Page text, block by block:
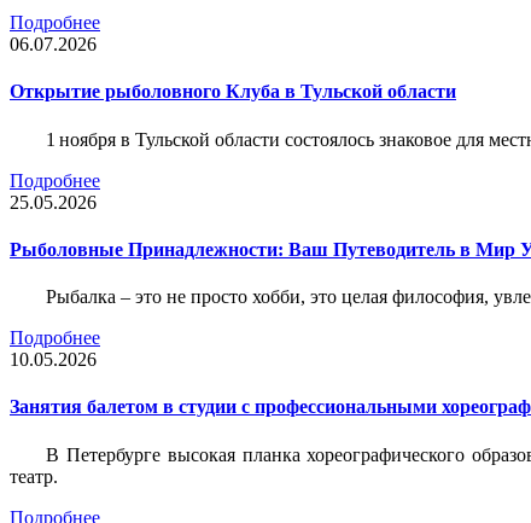
Подробнее
06.07.2026
Открытие рыболовного Клуба в Тульской области
1 ноября в Тульской области состоялось знаковое для
Подробнее
25.05.2026
Рыболовные Принадлежности: Ваш Путеводитель в Мир
Рыбалка – это не просто хобби, это целая философия,
Подробнее
10.05.2026
Занятия балетом в студии с профессиональными
В Петербурге высокая планка хореографического
театр.
Подробнее